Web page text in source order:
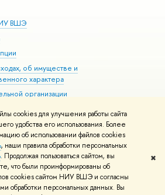
cookies для улучшения работы сайта
удобства его использования. Более
об использовании файлов cookies
, наши правила обработки персональных
. Продолжая пользоваться сайтом, вы
что были проинформированы об
cookies сайтом НИУ ВШЭ и согласны
обработки персональных данных. Вы
✖
ВШЭ
об имуществе и
характера
организации
здоровья
Адреса и контакты Условия использования
Карта сайта